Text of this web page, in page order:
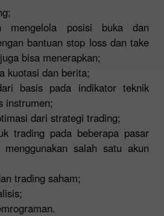
mengelola posisi buka dan
bantuan stop loss dan take
bisa menerapkan;
kuotasi dan berita;
basis pada indikator teknik
instrumen;
dari strategi trading;
trading pada beberapa pasar
menggunakan salah satu akun
trading saham;